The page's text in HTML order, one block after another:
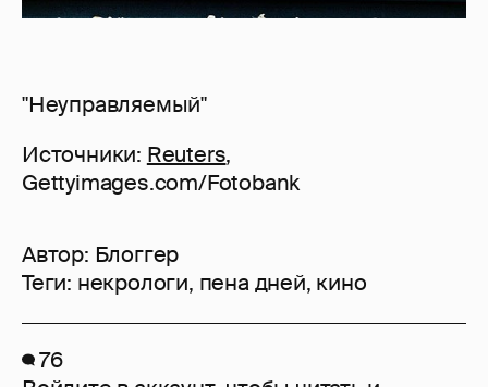
"Неуправляемый"
Источники: Reuters,
Gettyimages.com/Fotobank
Автор: Блоггер
Теги: некрологи, пена дней, кино
76